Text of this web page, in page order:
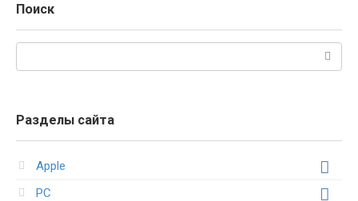
Поиск
Разделы сайта
Apple
PC